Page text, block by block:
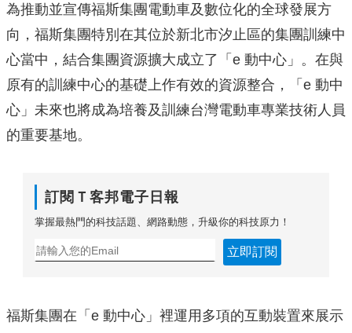
為推動並宣傳福斯集團電動車及數位化的全球發展方
向，福斯集團特別在其位於新北市汐止區的集團訓練中
心當中，結合集團資源擴大成立了「e 動中心」。在與
原有的訓練中心的基礎上作有效的資源整合，「e 動中
心」未來也將成為培養及訓練台灣電動車專業技術人員
的重要基地。
訂閱Ｔ客邦電子日報
掌握最熱門的科技話題、網路動態，升級你的科技原力！
立即訂閱
福斯集團在「e 動中心」裡運用多項的互動裝置來展示